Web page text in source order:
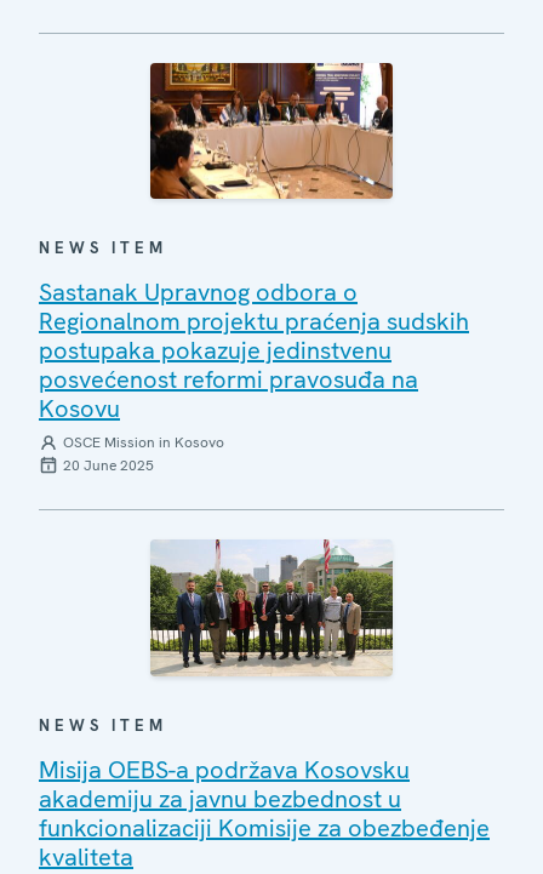
NEWS ITEM
Sastanak Upravnog odbora o
Regionalnom projektu praćenja sudskih
postupaka pokazuje jedinstvenu
posvećenost reformi pravosuđa na
Kosovu
OSCE Mission in Kosovo
20 June 2025
NEWS ITEM
Misija OEBS-a podržava Kosovsku
akademiju za javnu bezbednost u
funkcionalizaciji Komisije za obezbeđenje
kvaliteta